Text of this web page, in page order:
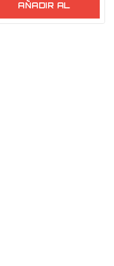
AÑADIR AL
CARRITO